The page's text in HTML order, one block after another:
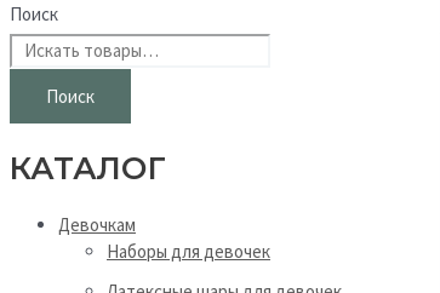
Поиск
Поиск
КАТАЛОГ
Девочкам
Наборы для девочек